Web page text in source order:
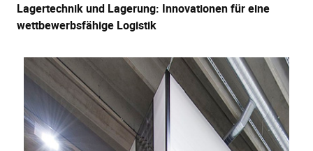
Lagertechnik und Lagerung: Innovationen für eine
wettbewerbsfähige Logistik